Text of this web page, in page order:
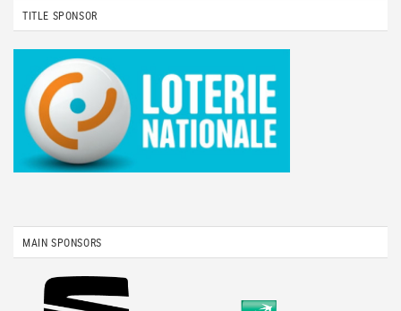
TITLE SPONSOR
MAIN SPONSORS